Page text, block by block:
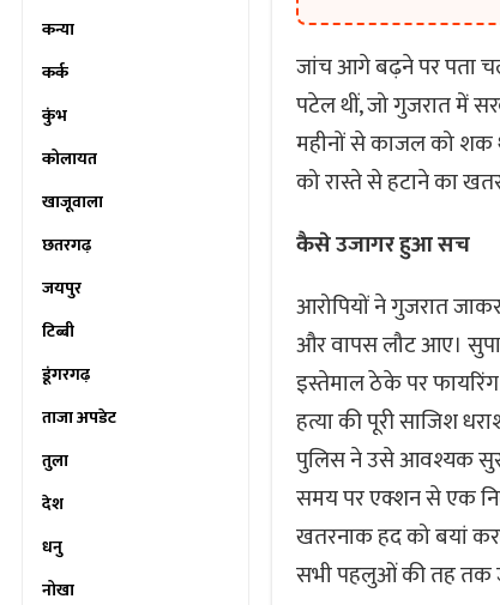
कन्या
कर्क
कुंभ
कोलायत
खाजूवाला
छतरगढ़
जयपुर
टिब्बी
डूंगरगढ़
ताजा अपडेट
तुला
देश
धनु
नोखा
जांच आगे बढ़ने पर पता
पटेल थीं, जो गुजरात में
महीनों से काजल को शक
को रास्ते से हटाने का
कैसे उजागर हुआ सच
आरोपियों ने गुजरात
और वापस लौट आए।
इस्तेमाल ठेके पर
हत्या की पूरी साजिश
पुलिस ने उसे आवश्यक
समय पर एक्शन से एक
खतरनाक हद को बयां
सभी पहलुओं की तह तक